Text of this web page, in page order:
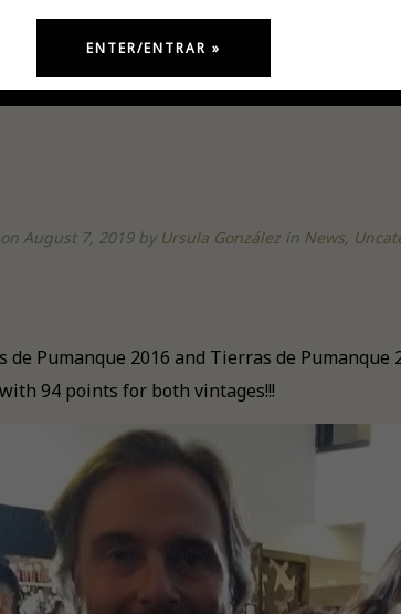
August 7, 2019 by Ursula Gonzálezin News,
de Pumanque 2016 and Tierras de
94 points for both vintages!!!